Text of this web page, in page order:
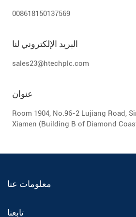
008618150137569
البريد الإلكتروني لنا
sales23@htechplc.com
عنوان
Room 1904, No.96-2 Lujiang Road,
Xiamen (Building B of Diamond
معلومات عنا
تابعنا